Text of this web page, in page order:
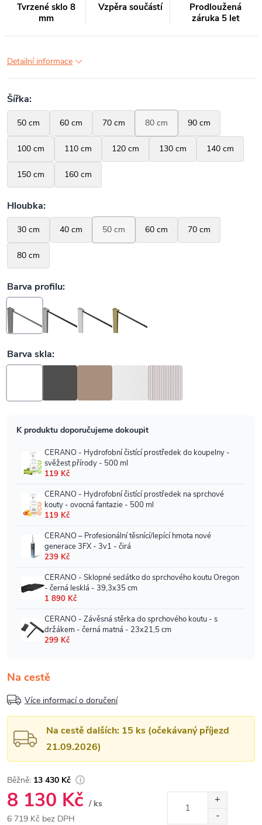
Tvrzené sklo 8
mm
Vzpěra součástí
Prodloužená
záruka 5 let
Detailní informace
Na cestě
Více informací o doručení
Na cestě dalších: 15 ks (očekávaný příjezd
21.09.2026)
13 430 Kč
8 130 Kč / ks
6 719 Kč bez DPH